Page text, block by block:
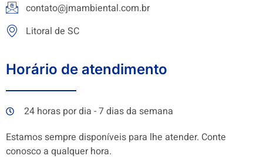
contato@jmambiental.com.br
Litoral de SC
Horário de atendimento
24 horas por dia - 7 dias da semana
Estamos sempre disponíveis para lhe atender. Conte
conosco a qualquer hora.